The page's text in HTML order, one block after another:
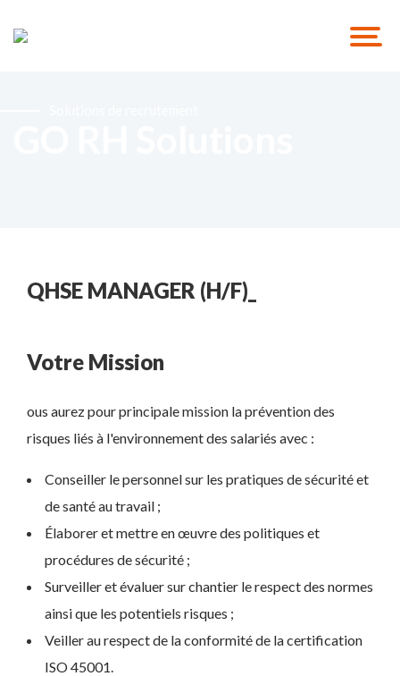
QHSE MANAGER (H/F)_
Votre Mission
ous aurez pour principale mission la prévention des
risques liés à l'environnement des salariés avec :
Conseiller le personnel sur les pratiques de sécurité et
de santé au travail ;
Élaborer et mettre en œuvre des politiques et
procédures de sécurité ;
Surveiller et évaluer sur chantier le respect des normes
ainsi que les potentiels risques ;
Veiller au respect de la conformité de la certification
ISO 45001.